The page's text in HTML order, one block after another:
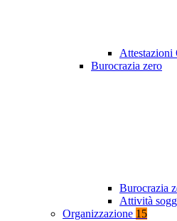
Attestazioni
Burocrazia zero
Burocrazia
Attività
Organizzazione 15